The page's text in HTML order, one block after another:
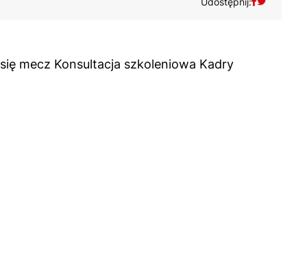
mecz Konsultacja szkoleniowa Kadry